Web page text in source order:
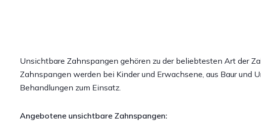
Unsichtbare Zahnspangen gehören zu der beliebtesten Art der
Zahnspangen werden bei Kinder und Erwachsene, aus Baur und
Behandlungen zum Einsatz.
Angebotene unsichtbare Zahnspangen: